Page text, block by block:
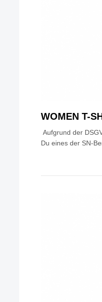
WOMEN T-
Aufgrund der
Du eines der SN-